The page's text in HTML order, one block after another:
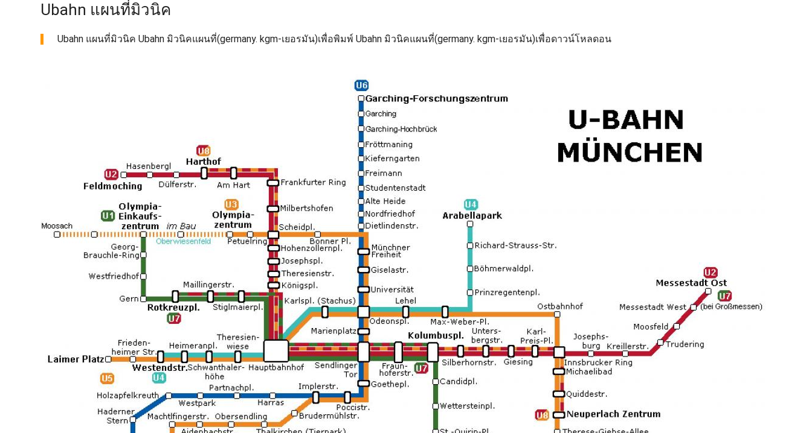
Ubahn แผนที่มิวนิค
Ubahn แผนที่มิวนิค Ubahn มิวนิคแผนที่(germany. kgm-เยอรมัน)เพื่อพิมพ์ Ubahn มิวนิคแผนที่(germany. kgm-เยอรมัน)เพื่อดาวน์โหลดอน